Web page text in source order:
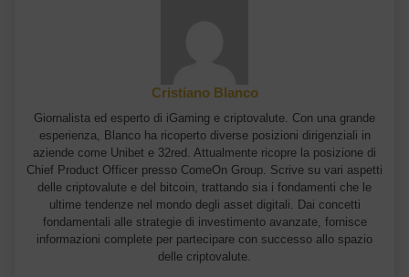
Cristiano Blanco
Giornalista ed esperto di iGaming e criptovalute. Con una grande
esperienza, Blanco ha ricoperto diverse posizioni dirigenziali in
aziende come Unibet e 32red. Attualmente ricopre la posizione di
Chief Product Officer presso ComeOn Group. Scrive su vari aspetti
delle criptovalute e del bitcoin, trattando sia i fondamenti che le
ultime tendenze nel mondo degli asset digitali. Dai concetti
fondamentali alle strategie di investimento avanzate, fornisce
informazioni complete per partecipare con successo allo spazio
delle criptovalute.